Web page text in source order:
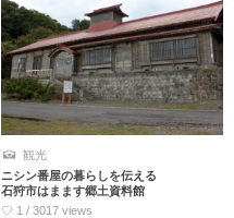
観光
ニシン番屋の暮らしを伝える
石狩市はまます郷土資料館
♡ 1 / 3017 views